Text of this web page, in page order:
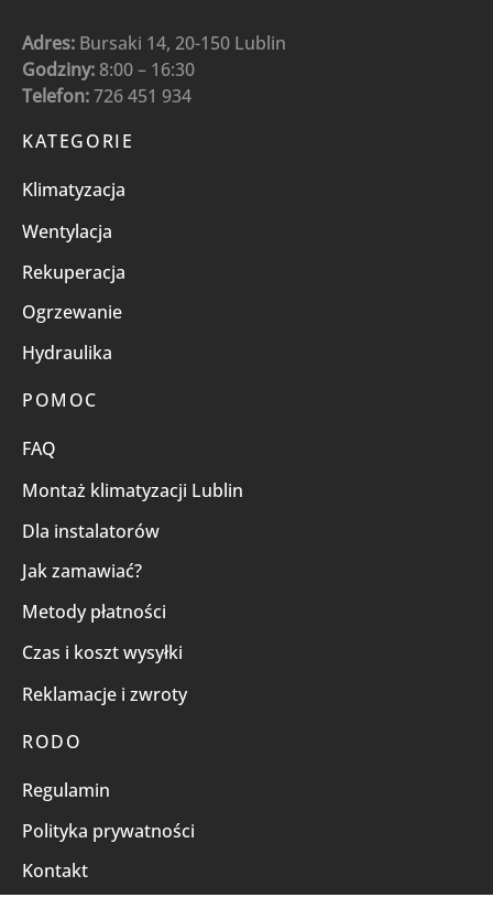
Adres: Bursaki 14, 20-150 Lublin
Godziny: 8:00 – 16:30
Telefon:726 451 934
KATEGORIE
Klimatyzacja
Wentylacja
Rekuperacja
Ogrzewanie
Hydraulika
POMOC
FAQ
Montaż klimatyzacji Lublin
Dla instalatorów
Jak zamawiać?
Metody płatności
Czas i koszt wysyłki
Reklamacje i zwroty
RODO
Regulamin
Polityka prywatności
Kontakt